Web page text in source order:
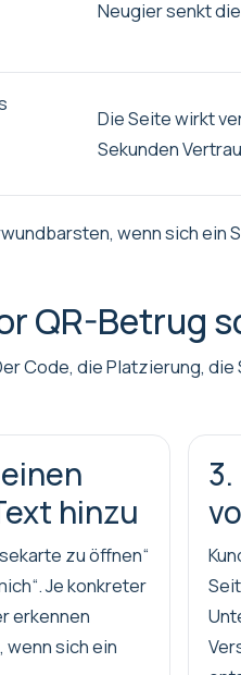
Neugier senkt
Die Seite wirkt
Sekunden
wenn sich ein
QR-Betrug
Code, die Platzierung,
hinzu
zu öffnen“
Je konkreter
erkennen
wenn sich ein